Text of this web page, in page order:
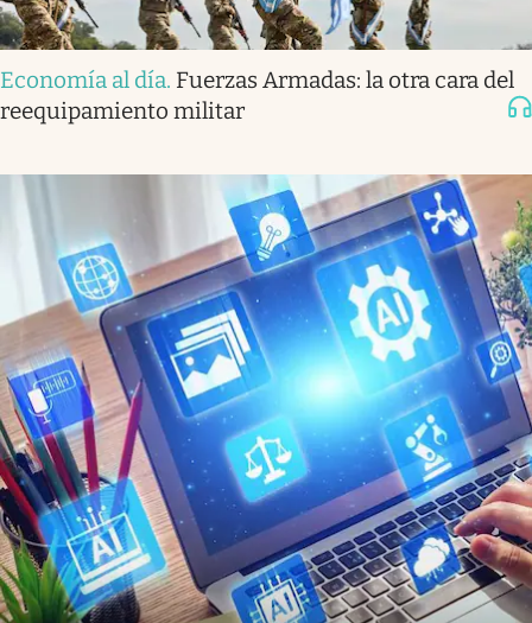
Economía al día. Fuerzas Armadas: la otra cara del
reequipamiento militar